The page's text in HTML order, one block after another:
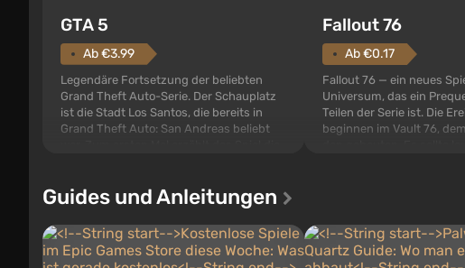
GTA 5
Ab €3.99
Legendäre Fortsetzung der beliebten
Grand Theft Auto-Serie. Der Schauplatz
ist die Stadt Los Santos, die bereits in
Grand Theft Auto: San Andreas beliebt
denen Sie jederzeit...
Fallout 76
Ab €0.17
Fallout 76 — ein neues
Universum, das ein
Teilen der Serie ist. Die
beginnen im Vault 76,
Guides und Anleitungen